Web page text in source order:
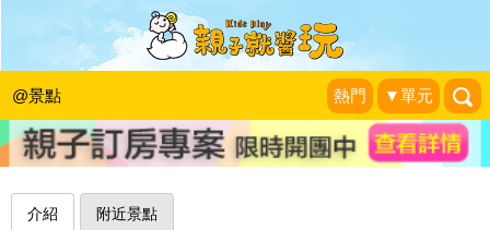
@景點 熱門 ▼單元
可遠觀也可近玩，清涼水氣降溫消暑～
南投能高親水公園、能高瀑布
山。雲與藍天|2020-07-23
介紹 附近景點